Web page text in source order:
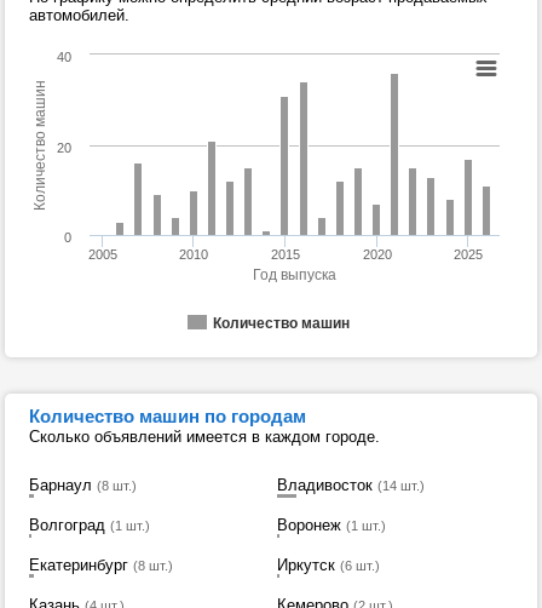
автомобилей.
Год выпуска
Количество машин
Количество машин
2005 2010 2015 2020 2025
0
20
40
Количество машин по городам
Сколько объявлений имеется в каждом городе.
Барнаул (8 шт.) Владивосток (14 шт.)
Волгоград (1 шт.) Воронеж (1 шт.)
Екатеринбург (8 шт.) Иркутск (6 шт.)